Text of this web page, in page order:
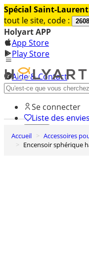
Spécial Saint-Laurent
tout le site, code :
Holyart APP
App Store
Play Store
Aide & Contact
Découvrez Premium
Se connecter
Liste des
0
Panier
Accueil Accessoires
Encensoir sphérique